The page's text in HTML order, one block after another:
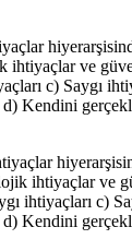
ihtiyaçlar ve
c) Saygı
Kendini
ihtiyaçlar ve
ihtiyaçları c)
Kendini